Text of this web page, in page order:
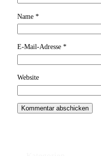
Name *
E-Mail-Adresse *
Website